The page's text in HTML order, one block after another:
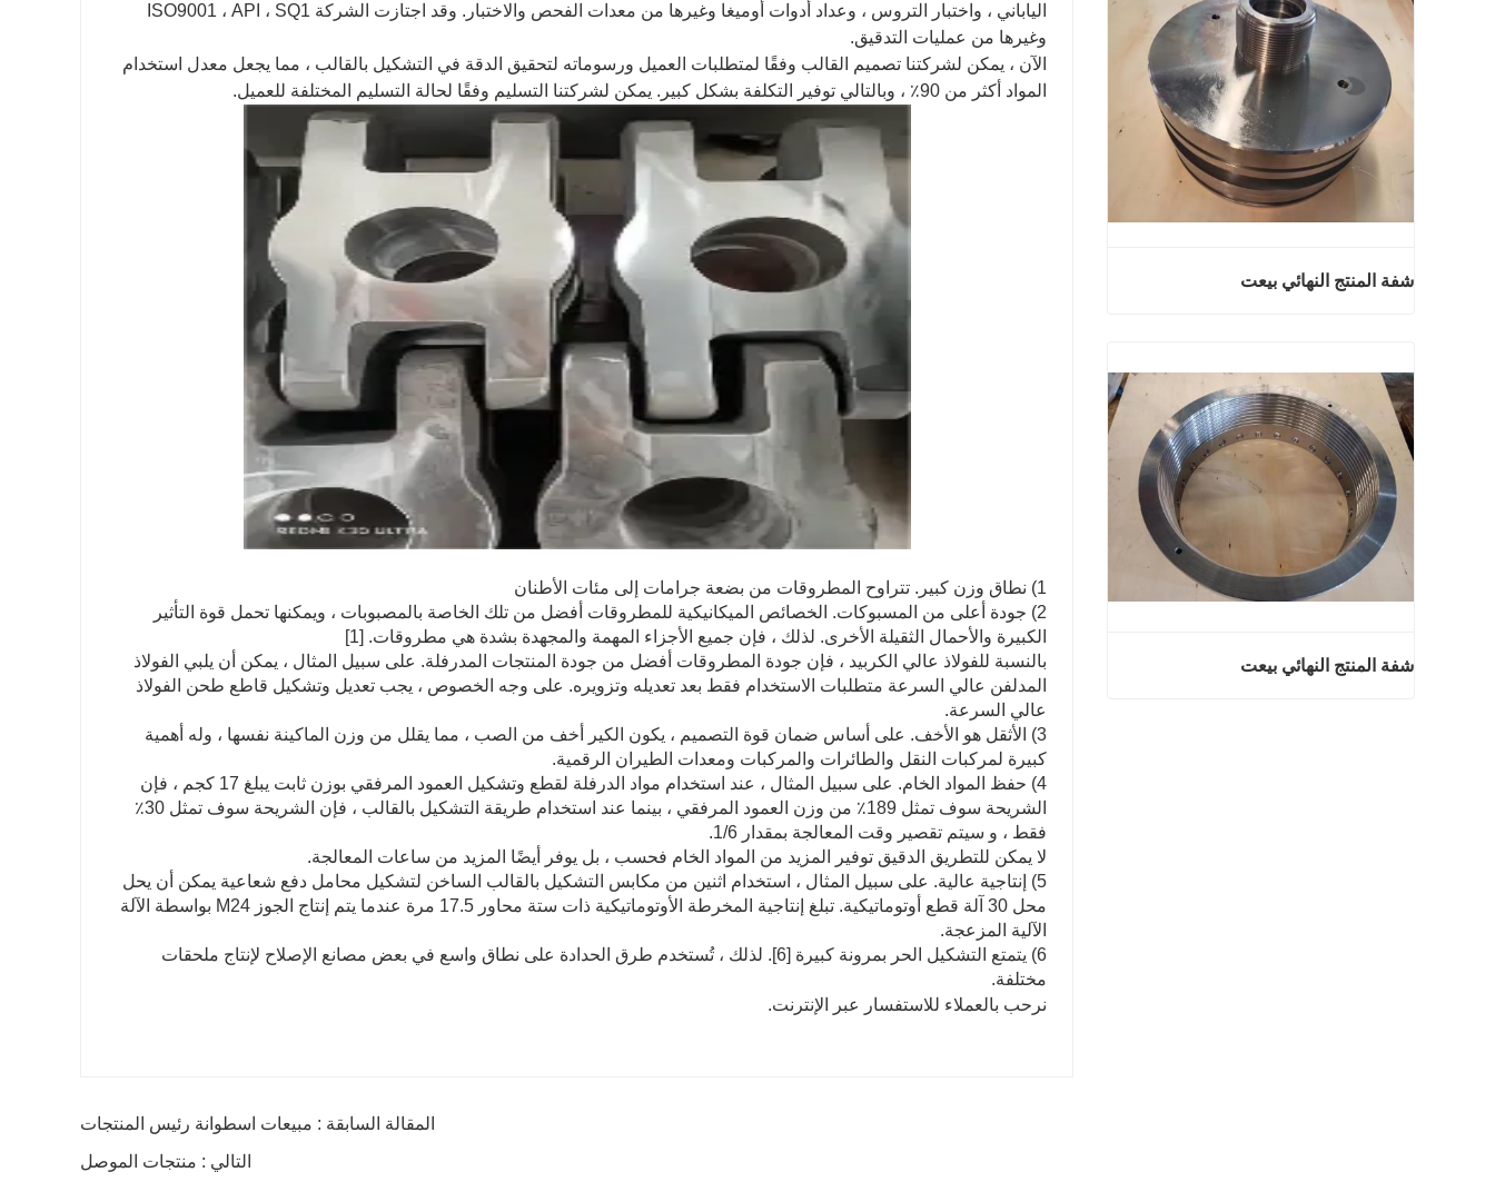
الياباني ، واختبار التروس ، وعداد أدوات أوميغا وغيرها من معدات الفحص والاختبار. وقد اجتازت الشركة ISO9001 ، API ، SQ1
وغيرها من عمليات التدقيق.
الآن ، يمكن لشركتنا تصميم القالب وفقًا لمتطلبات العميل ورسوماته لتحقيق الدقة في التشكيل بالقالب ، مما يجعل معدل استخدام
المواد أكثر من 90٪ ، وبالتالي توفير التكلفة بشكل كبير. يمكن لشركتنا التسليم وفقًا لحالة التسليم المختلفة للعميل.
1) نطاق وزن كبير. تتراوح المطروقات من بضعة جرامات إلى مئات الأطنان
2) جودة أعلى من المسبوكات. الخصائص الميكانيكية للمطروقات أفضل من تلك الخاصة بالمصبوبات ، ويمكنها تحمل قوة التأثير
الكبيرة والأحمال الثقيلة الأخرى. لذلك ، فإن جميع الأجزاء المهمة والمجهدة بشدة هي مطروقات. [1]
بالنسبة للفولاذ عالي الكربيد ، فإن جودة المطروقات أفضل من جودة المنتجات المدرفلة. على سبيل المثال ، يمكن أن يلبي الفولاذ
المدلفن عالي السرعة متطلبات الاستخدام فقط بعد تعديله وتزويره. على وجه الخصوص ، يجب تعديل وتشكيل قاطع طحن الفولاذ
عالي السرعة.
3) الأثقل هو الأخف. على أساس ضمان قوة التصميم ، يكون الكير أخف من الصب ، مما يقلل من وزن الماكينة نفسها ، وله أهمية
كبيرة لمركبات النقل والطائرات والمركبات ومعدات الطيران الرقمية.
4) حفظ المواد الخام. على سبيل المثال ، عند استخدام مواد الدرفلة لقطع وتشكيل العمود المرفقي بوزن ثابت يبلغ 17 كجم ، فإن
الشريحة سوف تمثل 189٪ من وزن العمود المرفقي ، بينما عند استخدام طريقة التشكيل بالقالب ، فإن الشريحة سوف تمثل 30٪
فقط ، و سيتم تقصير وقت المعالجة بمقدار 1/6.
لا يمكن للتطريق الدقيق توفير المزيد من المواد الخام فحسب ، بل يوفر أيضًا المزيد من ساعات المعالجة.
5) إنتاجية عالية. على سبيل المثال ، استخدام اثنين من مكابس التشكيل بالقالب الساخن لتشكيل محامل دفع شعاعية يمكن أن يحل
محل 30 آلة قطع أوتوماتيكية. تبلغ إنتاجية المخرطة الأوتوماتيكية ذات ستة محاور 17.5 مرة عندما يتم إنتاج الجوز M24 بواسطة الآلة
الآلية المزعجة.
6) يتمتع التشكيل الحر بمرونة كبيرة [6]. لذلك ، تُستخدم طرق الحدادة على نطاق واسع في بعض مصانع الإصلاح لإنتاج ملحقات
مختلفة.
نرحب بالعملاء للاستفسار عبر الإنترنت.
المقالة السابقة : مبيعات اسطوانة رئيس المنتجات
التالي : منتجات الموصل
شفة المنتج النهائي بيعت
اتصل الآن
شفة المنتج النهائي بيعت